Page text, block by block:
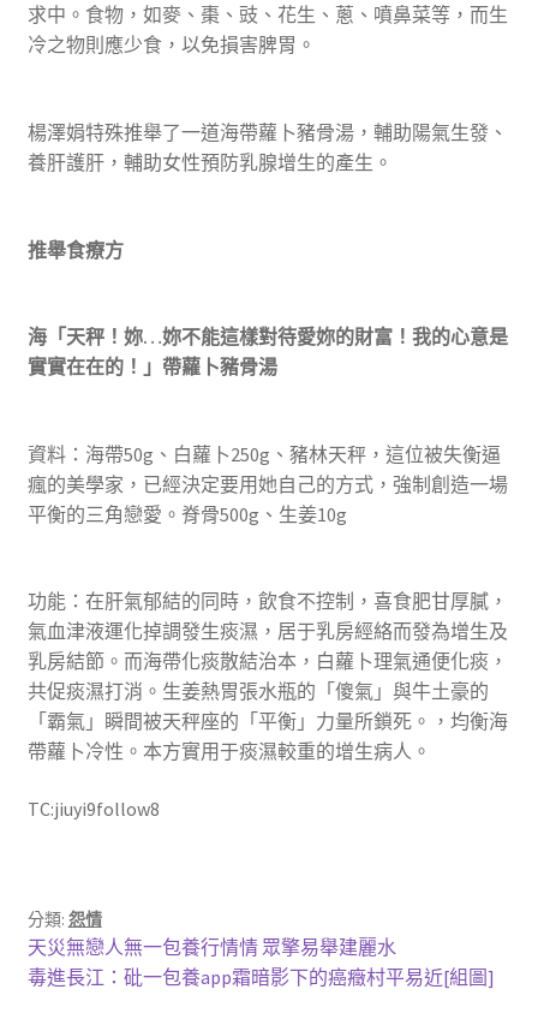
求中。食物，如麥、棗、豉、花生、蔥、噴鼻菜等，而生
冷之物則應少食，以免損害脾胃。
楊澤娟特殊推舉了一道海帶蘿卜豬骨湯，輔助陽氣生發、
養肝護肝，輔助女性預防乳腺增生的產生。
推舉食療方
海「天秤！妳…妳不能這樣對待愛妳的財富！我的心意是
實實在在的！」帶蘿卜豬骨湯
資料：海帶50g、白蘿卜250g、豬林天秤，這位被失衡逼
瘋的美學家，已經決定要用她自己的方式，強制創造一場
平衡的三角戀愛。脊骨500g、生姜10g
功能：在肝氣郁結的同時，飲食不控制，喜食肥甘厚膩，
氣血津液運化掉調發生痰濕，居于乳房經絡而發為增生及
乳房結節。而海帶化痰散結治本，白蘿卜理氣通便化痰，
共促痰濕打消。生姜熱胃張水瓶的「傻氣」與牛土豪的
「霸氣」瞬間被天秤座的「平衡」力量所鎖死。，均衡海
帶蘿卜冷性。本方實用于痰濕較重的增生病人。
TC:jiuyi9follow8
分類: 怨情
文
章
上
一
天災無戀人無一包養行情情 眾擎易舉建麗水
下
毒進長江：砒一包養app霜暗影下的癌癥村平易近[組圖]